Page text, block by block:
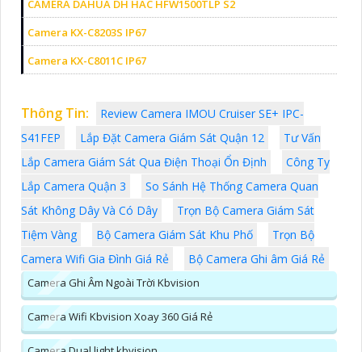
CAMERA DAHUA DH HAC HFW1500TLP S2
Camera KX-C8203S IP67
Camera KX-C8011C IP67
Thông Tin:
Review Camera IMOU Cruiser SE+ IPC-
S41FEP
Lắp Đặt Camera Giám Sát Quận 12
Tư Vấn
Lắp Camera Giám Sát Qua Điện Thoại Ổn Định
Công Ty
Lắp Camera Quận 3
So Sánh Hệ Thống Camera Quan
Sát Không Dây Và Có Dây
Trọn Bộ Camera Giám Sát
Tiệm Vàng
Bộ Camera Giám Sát Khu Phố
Trọn Bộ
Camera Wifi Gia Đình Giá Rẻ
Bộ Camera Ghi âm Giá Rẻ
Camera Ghi Âm Ngoài Trời Kbvision
Camera Wifi Kbvision Xoay 360 Giá Rẻ